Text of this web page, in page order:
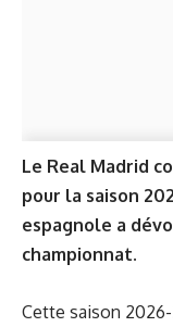
Le Real Madrid
pour la saison
espagnole a
championnat.
Cette saison